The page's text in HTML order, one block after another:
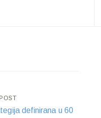
definirana u 60